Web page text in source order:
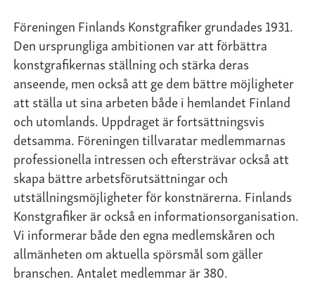
Föreningen Finlands Konstgrafiker grundades 1931.
Den ursprungliga ambitionen var att förbättra
konstgrafikernas ställning och stärka deras
anseende, men också att ge dem bättre möjligheter
att ställa ut sina arbeten både i hemlandet Finland
och utomlands. Uppdraget är fortsättningsvis
detsamma. Föreningen tillvaratar medlemmarnas
professionella intressen och eftersträvar också att
skapa bättre arbetsförutsättningar och
utställningsmöjligheter för konstnärerna. Finlands
Konstgrafiker är också en informationsorganisation.
Vi informerar både den egna medlemskåren och
allmänheten om aktuella spörsmål som gäller
branschen. Antalet medlemmar är 380.